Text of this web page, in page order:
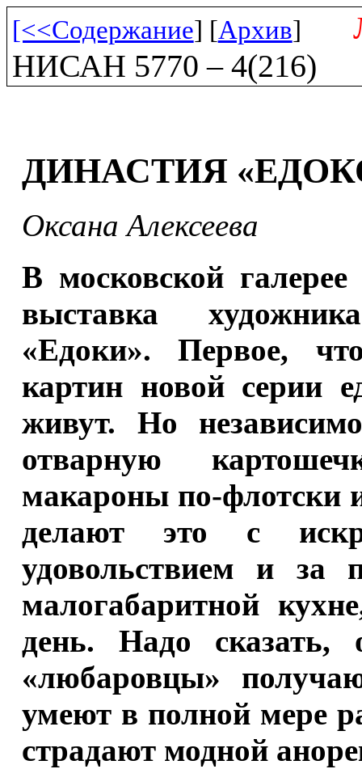
[<<Содержание] [Архив]
НИСАН 5770 – 4(216)
ДИНАСТИЯ
Оксана Алексеева
В московской
выставка
«Едоки». Первое,
картин новой серии
живут. Но
отварную
макароны по-
делают это с
удовольствием и за
малогабаритной
день. Надо
«любаровцы»
умеют в полной мере
страдают модной